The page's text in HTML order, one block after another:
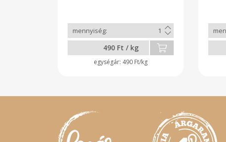
490 Ft / kg
490 Ft/kg